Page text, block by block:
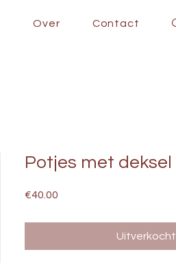
Over Contact
Potjes met deksel
€40.00
Uitverkocht